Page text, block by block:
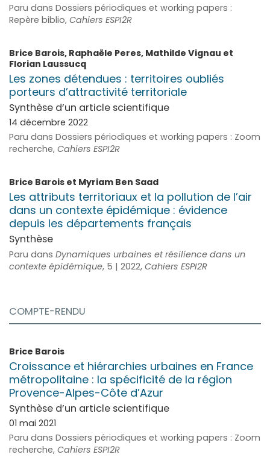
Paru dans Dossiers périodiques et working papers :
Repère biblio, Cahiers ESPI2R
Brice Barois, Raphaële Peres, Mathilde Vignau et
Florian Laussucq
Les zones détendues : territoires oubliés
porteurs d’attractivité territoriale
Synthèse d’un article scientifique
14 décembre 2022
Paru dans Dossiers périodiques et working papers : Zoom
recherche, Cahiers ESPI2R
Brice Barois et Myriam Ben Saad
Les attributs territoriaux et la pollution de l’air
dans un contexte épidémique : évidence
depuis les départements français
Synthèse
Paru dans Dynamiques urbaines et résilience dans un
contexte épidémique, 5 | 2022, Cahiers ESPI2R
COMPTE-RENDU
Brice Barois
Croissance et hiérarchies urbaines en France
métropolitaine : la spécificité de la région
Provence-Alpes-Côte d’Azur
Synthèse d’un article scientifique
01 mai 2021
Paru dans Dossiers périodiques et working papers : Zoom
recherche, Cahiers ESPI2R